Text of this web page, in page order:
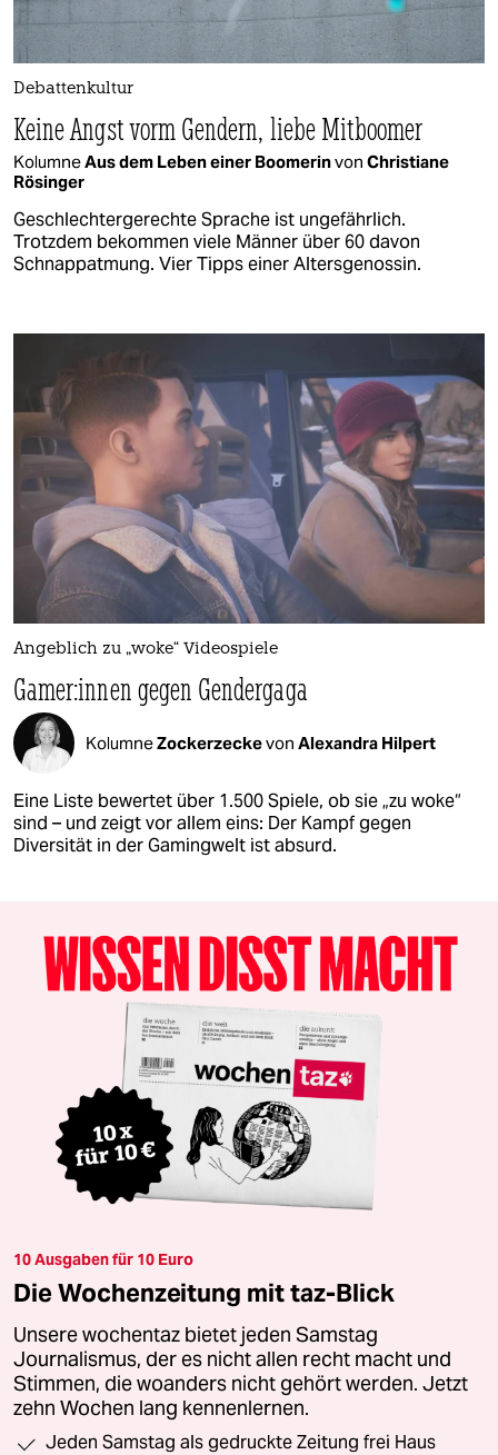
Debattenkultur
Keine Angst vorm Gendern, liebe Mitboomer
KolumneAus dem Leben einer Boomerinvon Christiane
Rösinger
Geschlechtergerechte Sprache ist ungefährlich.
Trotzdem bekommen viele Männer über 60 davon
Schnappatmung. Vier Tipps einer Altersgenossin.
Angeblich zu „woke“ Videospiele
Game­r:in­nen gegen Gendergaga
KolumneZockerzeckevon Alexandra Hilpert
Eine Liste bewertet über 1.500 Spiele, ob sie „zu woke“
sind – und zeigt vor allem eins: Der Kampf gegen
Diversität in der Gamingwelt ist absurd.
10 Ausgaben für 10 Euro
Die Wochenzeitung mit taz-Blick
Unsere wochentaz bietet jeden Samstag
Journalismus, der es nicht allen recht macht und
Stimmen, die woanders nicht gehört werden. Jetzt
zehn Wochen lang kennenlernen.
Jeden Samstag als gedruckte Zeitung frei Haus